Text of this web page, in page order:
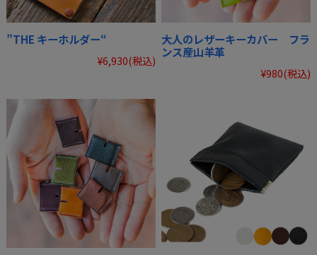
”THE キーホルダー“
¥6,930(税込)
大人のレザーキーカバー フラ
ンス産山羊革
¥980(税込)